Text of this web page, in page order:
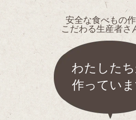
安全な食べもの
こだわる生産者さ
わたした
作ってい